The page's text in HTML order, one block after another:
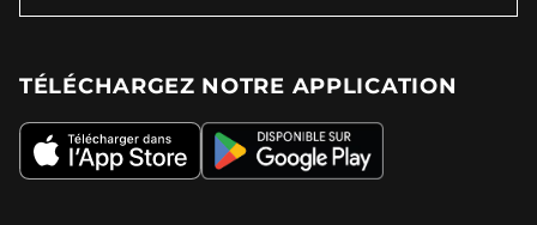
TÉLÉCHARGEZ NOTRE APPLICATION